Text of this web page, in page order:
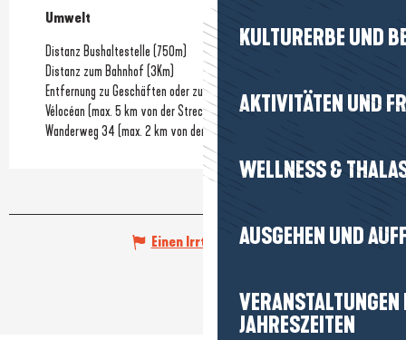
KULTURERBE UND
AKTIVITÄTEN UND
WELLNESS &
AUSGEHEN UND
JAHRESZEITEN
Umwelt
Umwelt
Distanz Bushaltestelle (750m)
Distanz zum Bahnhof (3Km)
Entfernung zu Geschäften oder zum Stadtzentrum(2.5Km)
Vélocéan (max. 5 km von der Strecke entfernt)
Wanderweg 34 (max. 2 km von der Strecke entfernt)
Einen Irrtum angeben